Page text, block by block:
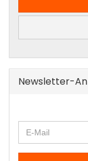
Newsletter-
ZUR
E-
Mail